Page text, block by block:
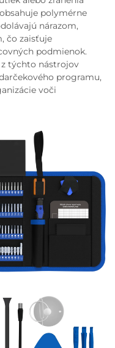
polymérne
nárazom,
čo zaisťuje
podmienok.
týchto nástrojov
programu,
voči